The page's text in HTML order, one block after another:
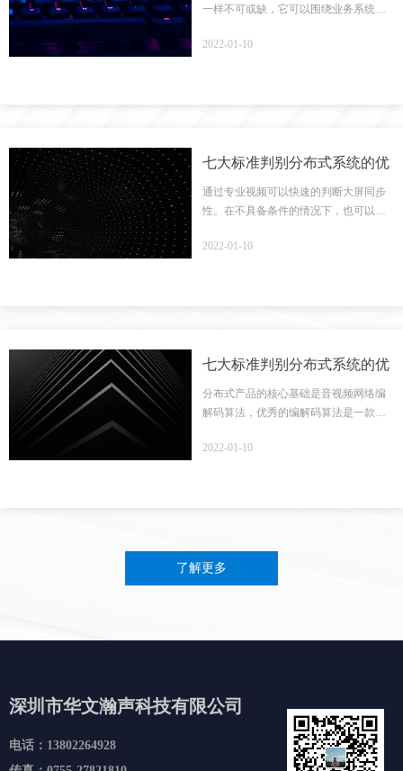
了解更多
七大标准判别分布式系统的优
劣（上）
分布式产品的核心基础是音视频网络编
解码算法，优秀的编解码算法是一款好
款分布式产品采用的核心技术算法，可
2022-01-10
七大标准判别分布式系统的优
劣（中）
通过专业视频可以快速的判断大屏同步
性。在不具备条件的情况下，也可以通
等进行肉眼观察。
2022-01-10
一样不可或缺，它可以围绕业务系统进
标，并根据指标作出“健康”与否的判
2022-01-10
深圳市华文瀚声科技有限公司
电话：13802264928